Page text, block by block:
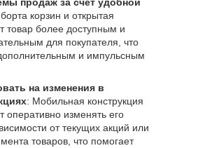
продаж за счёт удобной
корзин и открытая
товар более доступным и
для покупателя, что
и импульсным
на изменения в
: Мобильная конструкция
оперативно изменять его
от текущих акций или
товаров, что помогает